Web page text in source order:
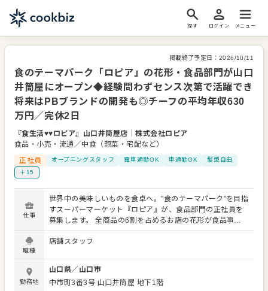
探す ログイン メニュー
掲載終了予定日： 2026/10/11
食のテーマパーク「ロピア」の花形・食品部門が山口
井筒屋にオープン◆経験問わずセンス次第で活躍でき
将来はPBブランドの開発も◎チーフの平均年収630
万円／完休2日
『食生活♥♥ロピア』山口井筒屋店 ｜株式会社ロピア
食品・小売・流通／中食（惣菜・宅配など）
正社員
オープニングスタッフ 電車通勤OK 車通勤OK
髪型自由
＋15
仕事
世界中の美味しいものを食卓へ。"食のテーマパーク"を目指
すスーパーマーケット『ロピア』が、食品部門の正社員を
募集します。 全商品の6割を占めるお店の花形が食品事業
部。 「こんなふうにディスプレイすると面白いかも」 「販
促ポップはこれでどう？」 お客様の「今日のお宝（お買い
アイデア次第で即、活躍出来ることが食品事業部の醍醐味
です。あなたのセンスを活かして、仲間とテーマパークの
職種
店舗スタッフ
勤務地
山口県／ 山口市
中市町3番3号 山口井筒屋 地下1階